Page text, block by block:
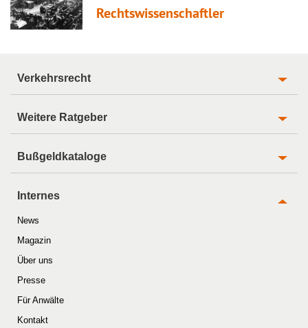
Rechtswissenschaftler
Verkehrsrecht
Weitere Ratgeber
Bußgeldkataloge
Internes
News
Magazin
Über uns
Presse
Für Anwälte
Kontakt